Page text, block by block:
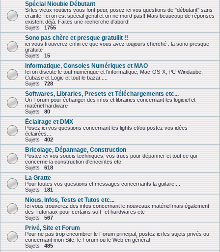
Spécial Nioubie Débutant
Si les vieux routiers vous font peur, posez ici vos questions de "débutant" sans
crainte. Ici on est spécial gentil et on ne mord pas!! Mais beaucoup de réponses
existent déjà. Faites une recherche d'abord!
Sujets : 1755
Sono pas chère et presque gratuiiit !!
ici vous trouverez enfin ce que vous avez toujours cherché : la sono presque
gratuite
Sujets : 15
Informatique, Consoles Numériques et MAO
Ici on discute le tout numérique et l'informatique, Mac-OS-X, PC-Windaube,
Cubase et Logic et tout le bazar.....
Sujets : 728
Softwares, Libraries, Presets et Téléchargements etc...
Un Forum pour échanger des infos et librairies concernant les logiciel et
matériel hardware !
Sujets : 80
Éclairage et DMX
Posez ici vos questions concernant les lights et/ou postez vos idées
éclairées...
Sujets : 402
Bricolage, Dépannage, Construction
Postez ici vos soucis techniques, vos trucs pour dépanner et tout ce qui
concerne la construction d'enceintes etc
Sujets : 618
La Gratte
Pour toutes vos questions et messages concernants la guitare....
Sujets : 181
Nious, Infos, Tests et Tutos etc...
Ici vous trouverez des infos concernant le nouveaux matériel mais également
des Tutoriaux pour certains soft- et hardwares etc
Sujets : 567
Privé, Site et Forum
Pour ne pas trop encombrer le Forum principal, postez ici les sujets privés ou
concernant mon Site, le Forum ou le Web en général
Sujets : 485